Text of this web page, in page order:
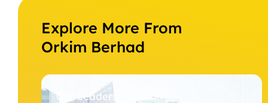
Explore More From
Orkim Berhad
Our Leaders